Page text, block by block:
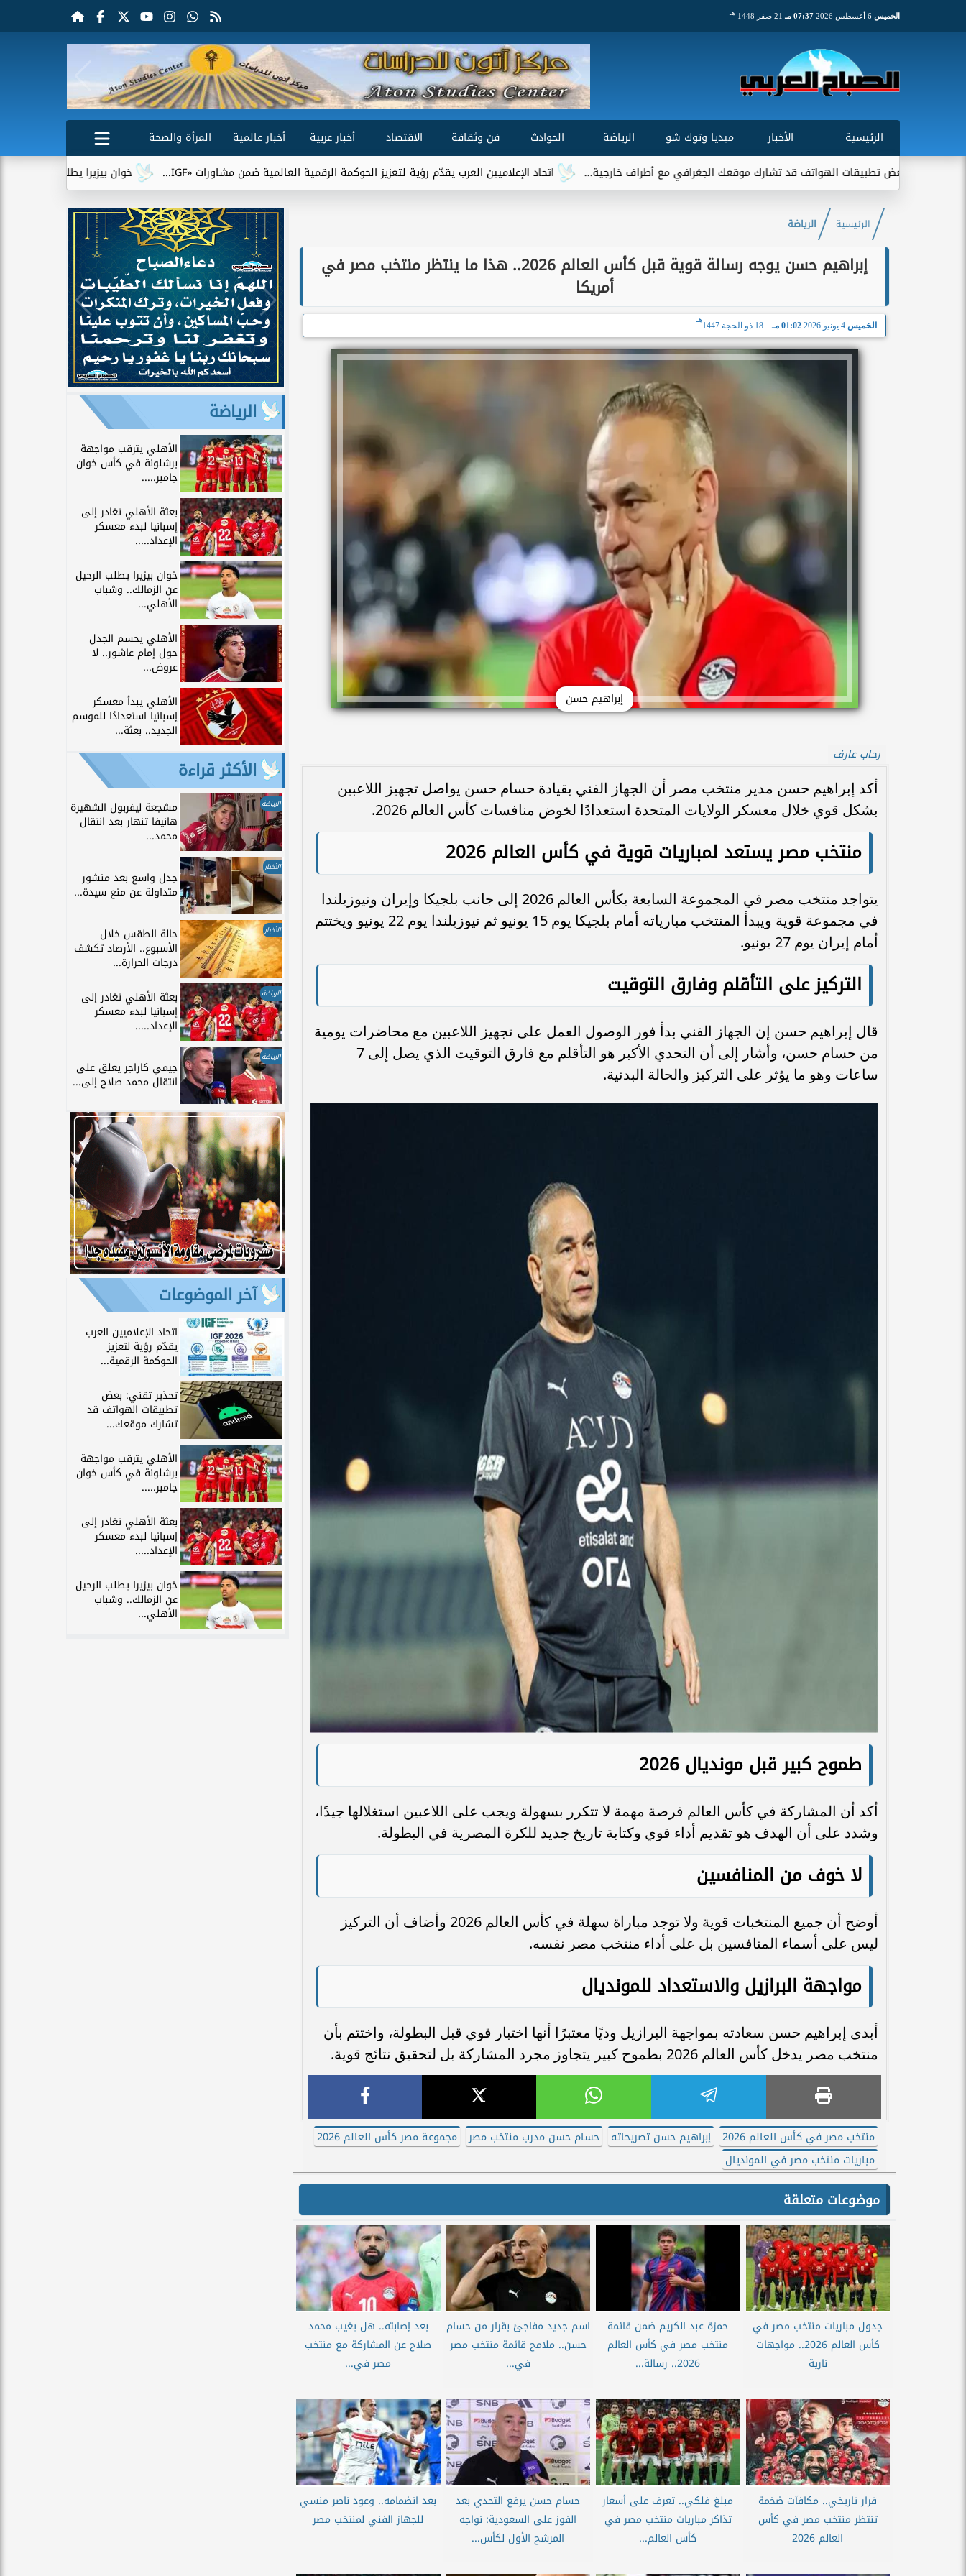
الخميس 07:37 مـ 21 صفر 1448 هـ
الرئيسية الأخبار ميديا وتوك شو الرياضة الحوادث فن وثقافة الاقتصاد أخبار عربية أخبار عالمية
المرأة والصحة
خوان بيزيرا يطلب الرحيل عن الزمالك..
اتحاد الإعلاميين العرب يقدّم رؤية لتعزيز الحوكمة الرقمية العالمية ضمن مشاورات «IGF... بعض تطبيقات الهواتف قد تشارك موقعك الجغرافي مع أطراف خارجية...
الرئيسية الرياضة
إبراهيم حسن يوجه رسالة قوية قبل كأس العالم 2026.. هذا ما ينتظر منتخب مصر في
أمريكا
الخميس 4 يونيو 2026 01:02 مـ 18 ذو الحجة 1447
هـ
إبراهيم حسن
رحاب عارف
أكد إبراهيم حسن مدير منتخب مصر أن الجهاز الفني بقيادة حسام حسن يواصل تجهيز اللاعبين
بشكل قوي خلال معسكر الولايات المتحدة استعدادًا لخوض منافسات كأس العالم 2026.
منتخب مصر يستعد لمباريات قوية في كأس العالم 2026
يتواجد منتخب مصر في المجموعة السابعة بكأس العالم 2026 إلى جانب بلجيكا وإيران ونيوزيلندا
في مجموعة قوية ويبدأ المنتخب مبارياته أمام بلجيكا يوم 15 يونيو ثم نيوزيلندا يوم 22 يونيو ويختتم
أمام إيران يوم 27 يونيو.
التركيز على التأقلم وفارق التوقيت
قال إبراهيم حسن إن الجهاز الفني بدأ فور الوصول العمل على تجهيز اللاعبين مع محاضرات يومية
من حسام حسن، وأشار إلى أن التحدي الأكبر هو التأقلم مع فارق التوقيت الذي يصل إلى 7
ساعات وهو ما يؤثر على التركيز والحالة البدنية.
طموح كبير قبل مونديال 2026
أكد أن المشاركة في كأس العالم فرصة مهمة لا تتكرر بسهولة ويجب على اللاعبين استغلالها جيدًا،
وشدد على أن الهدف هو تقديم أداء قوي وكتابة تاريخ جديد للكرة المصرية في البطولة.
لا خوف من المنافسين
أوضح أن جميع المنتخبات قوية ولا توجد مباراة سهلة في كأس العالم 2026 وأضاف أن التركيز
ليس على أسماء المنافسين بل على أداء منتخب مصر نفسه.
مواجهة البرازيل والاستعداد للمونديال
أبدى إبراهيم حسن سعادته بمواجهة البرازيل وديًا معتبرًا أنها اختبار قوي قبل البطولة، واختتم بأن
منتخب مصر يدخل كأس العالم 2026 بطموح كبير يتجاوز مجرد المشاركة بل لتحقيق نتائج قوية.
منتخب مصر في كأس العالم 2026 إبراهيم حسن تصريحاته حسام حسن مدرب منتخب مصر
مجموعة مصر كأس العالم 2026
مباريات منتخب مصر في المونديال
موضوعات متعلقة
جدول مباريات منتخب مصر في
كأس العالم 2026.. مواجهات
نارية
حمزة عبد الكريم ضمن قائمة
منتخب مصر في كأس العالم
2026.. رسالة...
اسم جديد مفاجئ بقرار من حسام
حسن.. ملامح قائمة منتخب مصر
في...
بعد إصابته.. هل يغيب محمد
صلاح عن المشاركة مع منتخب
مصر في...
قرار تاريخي.. مكافآت ضخمة
تنتظر منتخب مصر في كأس
العالم 2026
مبلغ فلكي.. تعرف على أسعار
تذاكر مباريات منتخب مصر في
كأس العالم...
حسام حسن يرفع التحدي بعد
الفوز على السعودية: نواجه
المرشح الأول لكأس...
بعد انضمامه.. وعود ناصر منسي
للجهاز الفني لمنتخب مصر
الرياضة
الأهلي يترقب مواجهة
برشلونة في كأس خوان
جامبر.....
بعثة الأهلي تغادر إلى
إسبانيا لبدء معسكر
الإعداد.....
خوان بيزيرا يطلب الرحيل
عن الزمالك.. وشباب
الأهلي...
الأهلي يحسم الجدل
حول إمام عاشور.. لا
عروض...
الأهلي يبدأ معسكر
إسبانيا استعدادًا للموسم
الجديد.. بعثة...
الأكثر قراءة
الرياضة مشجعة ليفربول الشهيرة
هانيفا تنهار بعد انتقال
محمد...
الأخبار
جدل واسع بعد منشور
متداولة عن منع سيدة...
الأخبار حالة الطقس خلال
الأسبوع.. الأرصاد تكشف
درجات الحرارة...
الرياضة بعثة الأهلي تغادر إلى
إسبانيا لبدء معسكر
الإعداد.....
الرياضة
جيمي كاراجر يعلق على
انتقال محمد صلاح إلى...
آخر الموضوعات
اتحاد الإعلاميين العرب
يقدّم رؤية لتعزيز
الحوكمة الرقمية...
تحذير تقني: بعض
تطبيقات الهواتف قد
تشارك موقعك...
الأهلي يترقب مواجهة
برشلونة في كأس خوان
جامبر.....
بعثة الأهلي تغادر إلى
إسبانيا لبدء معسكر
الإعداد.....
خوان بيزيرا يطلب الرحيل
عن الزمالك.. وشباب
الأهلي...